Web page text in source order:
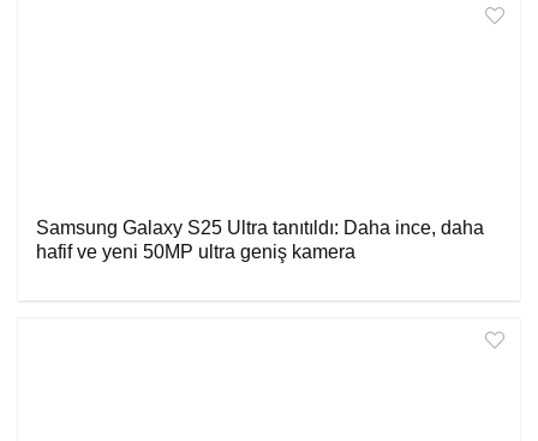
Samsung Galaxy S25 Ultra tanıtıldı: Daha ince, daha
hafif ve yeni 50MP ultra geniş kamera